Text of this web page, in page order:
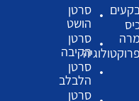
מרה
פרוקטולוגיה
סרטן
הושט
סרטן
הקיבה
סרטן
הלבלב
סרטן